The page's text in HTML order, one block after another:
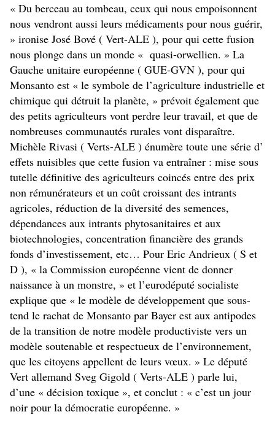
« Du berceau au tombeau, ceux qui nous empoisonnent
nous vendront aussi leurs médicaments pour nous guérir,
» ironise José Bové ( Vert-ALE ), pour qui cette fusion
nous plonge dans un monde « quasi-orwellien. » La
Gauche unitaire européenne ( GUE-GVN ), pour qui
Monsanto est « le symbole de l’agriculture industrielle et
chimique qui détruit la planète, » prévoit également que
des petits agriculteurs vont perdre leur travail, et que de
nombreuses communautés rurales vont disparaître.
Michèle Rivasi ( Verts-ALE ) énumère toute une série d’
effets nuisibles que cette fusion va entraîner : mise sous
tutelle définitive des agriculteurs coincés entre des prix
non rémunérateurs et un coût croissant des intrants
agricoles, réduction de la diversité des semences,
dépendances aux intrants phytosanitaires et aux
biotechnologies, concentration financière des grands
fonds d’investissement, etc… Pour Eric Andrieux ( S et
D ), « la Commission européenne vient de donner
naissance à un monstre, » et l’eurodéputé socialiste
explique que « le modèle de développement que sous-
tend le rachat de Monsanto par Bayer est aux antipodes
de la transition de notre modèle productiviste vers un
modèle soutenable et respectueux de l’environnement,
que les citoyens appellent de leurs vœux. » Le député
Vert allemand Sveg Gigold ( Verts-ALE ) parle lui,
d’une « décision toxique », et conclut : « c’est un jour
noir pour la démocratie européenne. »